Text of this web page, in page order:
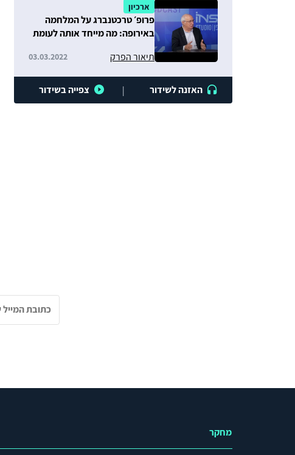
ארכיון
פרופ׳ טרכטנברג על המלחמה
באירופה: מה מייחד אותה לעומת
תיאור הפרק
03.03.2022
האזנה לשידור | צפייה בשידור
מחקר